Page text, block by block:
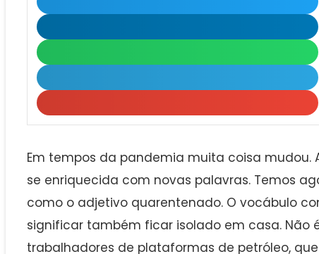
Em tempos da pandemia muita coisa mudou.
se enriquecida com novas palavras. Temos
como o adjetivo quarentenado. O vocábulo
significar também ficar isolado em casa. Não
trabalhadores de plataformas de petróleo,